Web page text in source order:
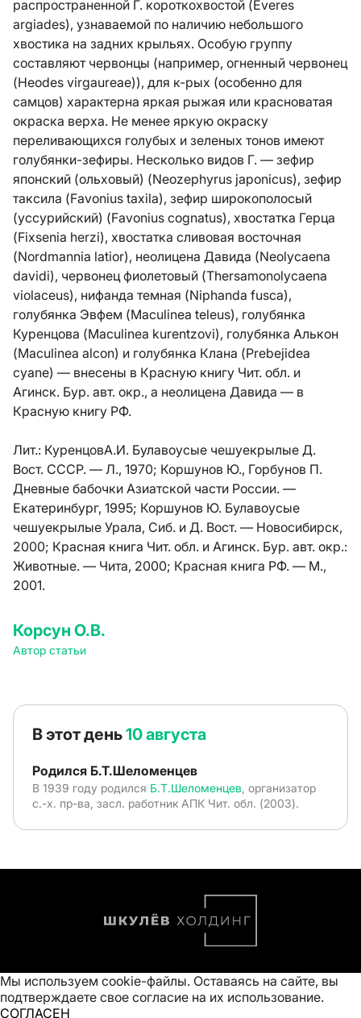
распространенной Г. короткохвостой (Everes
argiades), узнаваемой по наличию небольшого
хвостика на задних крыльях. Особую группу
составляют червонцы (например, огненный червонец
(Heodes virgaureae)), для к-рых (особенно для
самцов) характерна яркая рыжая или красноватая
окраска верха. Не менее яркую окраску
переливающихся голубых и зеленых тонов имеют
голубянки-зефиры. Несколько видов Г. — зефир
японский (ольховый) (Neozephyrus japonicus), зефир
таксила (Favonius taxila), зефир широкополосый
(уссурийский) (Favonius cognatus), хвостатка Герца
(Fixsenia herzi), хвостатка сливовая восточная
(Nordmannia latior), неолицена Давида (Neolycaena
davidi), червонец фиолетовый (Thersamonolycaena
violaceus), нифанда темная (Niphanda fusса),
голубянка Эвфем (Maculinea teleus), голубянка
Куренцова (Maculinea kurentzovi), голубянка Алькон
(Maculinea alсоn) и голубянка Клана (Prebejidea
cyane) — внесены в Красную книгу Чит. обл. и
Агинск. Бур. авт. окр., а неолицена Давида — в
Красную книгу РФ.
Лит.: КуренцовА.И. Булавоусые чешуекрылые Д.
Вост. СССР. — Л., 1970; Коршунов Ю., Горбунов П.
Дневные бабочки Азиатской части России. —
Екатеринбург, 1995; Коршунов Ю. Булавоусые
чешуекрылые Урала, Сиб. и Д. Вост. — Новосибирск,
2000; Красная книга Чит. обл. и Агинск. Бур. авт. окр.:
Животные. — Чита, 2000; Красная книга РФ. — М.,
2001.
Корсун О.В.
Автор статьи
В этот день10 августа
Родился Б.Т.Шеломенцев
В 1939 году родился Б.Т.Шеломенцев , организатор
с.-х. пр-ва, засл. работник АПК Чит. обл. (2003).
Мы используем cookie-файлы. Оставаясь на сайте, вы
подтверждаете свое согласие на их использование.
СОГЛАСЕН